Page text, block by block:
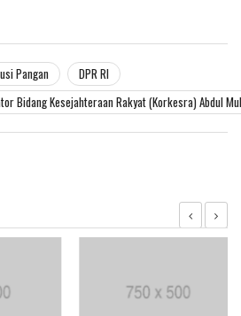
Pangan
DPR RI
Bidang Kesejahteraan Rakyat (Korkesra) Abdul